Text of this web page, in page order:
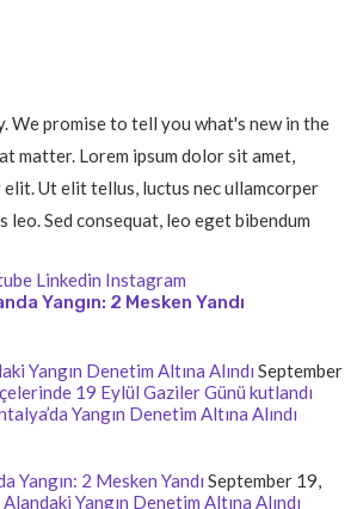
We promise to tell you what's new in the
matter. Lorem ipsum dolor sit amet,
Ut elit tellus, luctus nec ullamcorper
leo. Sed consequat, leo eget bibendum
Linkedin Instagram
Yangın: 2 Mesken Yandı
Yangın Denetim Altına Alındı September
19 Eylül Gaziler Günü kutlandı
Yangın Denetim Altına Alındı
Yangın: 2 Mesken Yandı September 19,
Alandaki Yangın Denetim Altına Alındı